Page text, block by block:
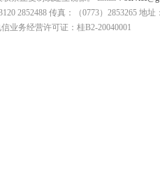
2852488 传真：（0773）2853265 地
业务经营许可证：桂B2-20040001